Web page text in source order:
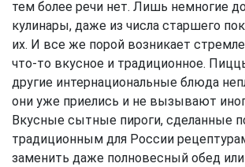
тем более речи нет. Лишь немногие
кулинары, даже из числа старшего
их. И все же порой возникает
что-то вкусное и традиционное.
другие интернациональные блюда
они уже приелись и не вызывают
Вкусные сытные пироги, сделанные
традиционным для России
заменить даже полновесный обед